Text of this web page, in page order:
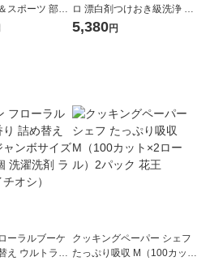
スポーツ 部屋
かな香り 詰
ロ 漂白剤つけおき級洗浄 清
潔でさわやかな香り 詰め替
5,380円
ーラルブーケ
え ウルトラジ
クッキングペーパー シェフ
たっぷり吸収 M（100カット